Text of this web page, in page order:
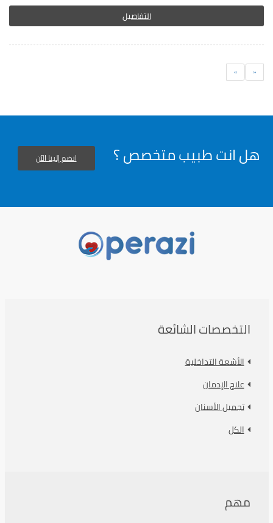
التفاصيل
«السابق»التالى
هل انت طبيب متخصص ؟ انضم إلينا الآن
التخصصات الشائعة
الأشعة التداخلية
علاج الإدمان
تجميل الأسنان
الكل
مهم